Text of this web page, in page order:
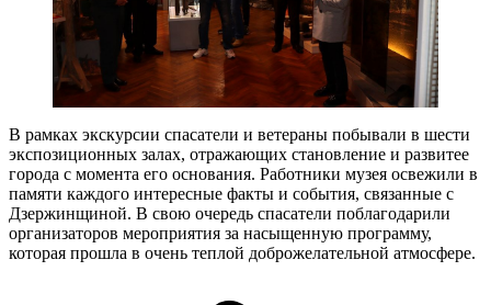
В рамках экскурсии спасатели и ветераны побывали в шести
экспозиционных залах, отражающих становление и развитее
города с момента его основания. Работники музея освежили в
памяти каждого интересные факты и события, связанные с
Дзержинщиной. В свою очередь спасатели поблагодарили
организаторов мероприятия за насыщенную программу,
которая прошла в очень теплой доброжелательной атмосфере.